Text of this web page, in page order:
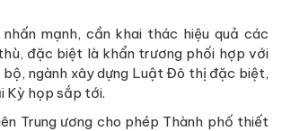
mạnh, cần khai thác hiệu quả các
đặc biệt là khẩn trương phối hợp với
bộ, ngành xây dựng Luật Đô thị đặc biệt,
Kỳ họp sắp tới.
Trung ương cho phép Thành phố thiết